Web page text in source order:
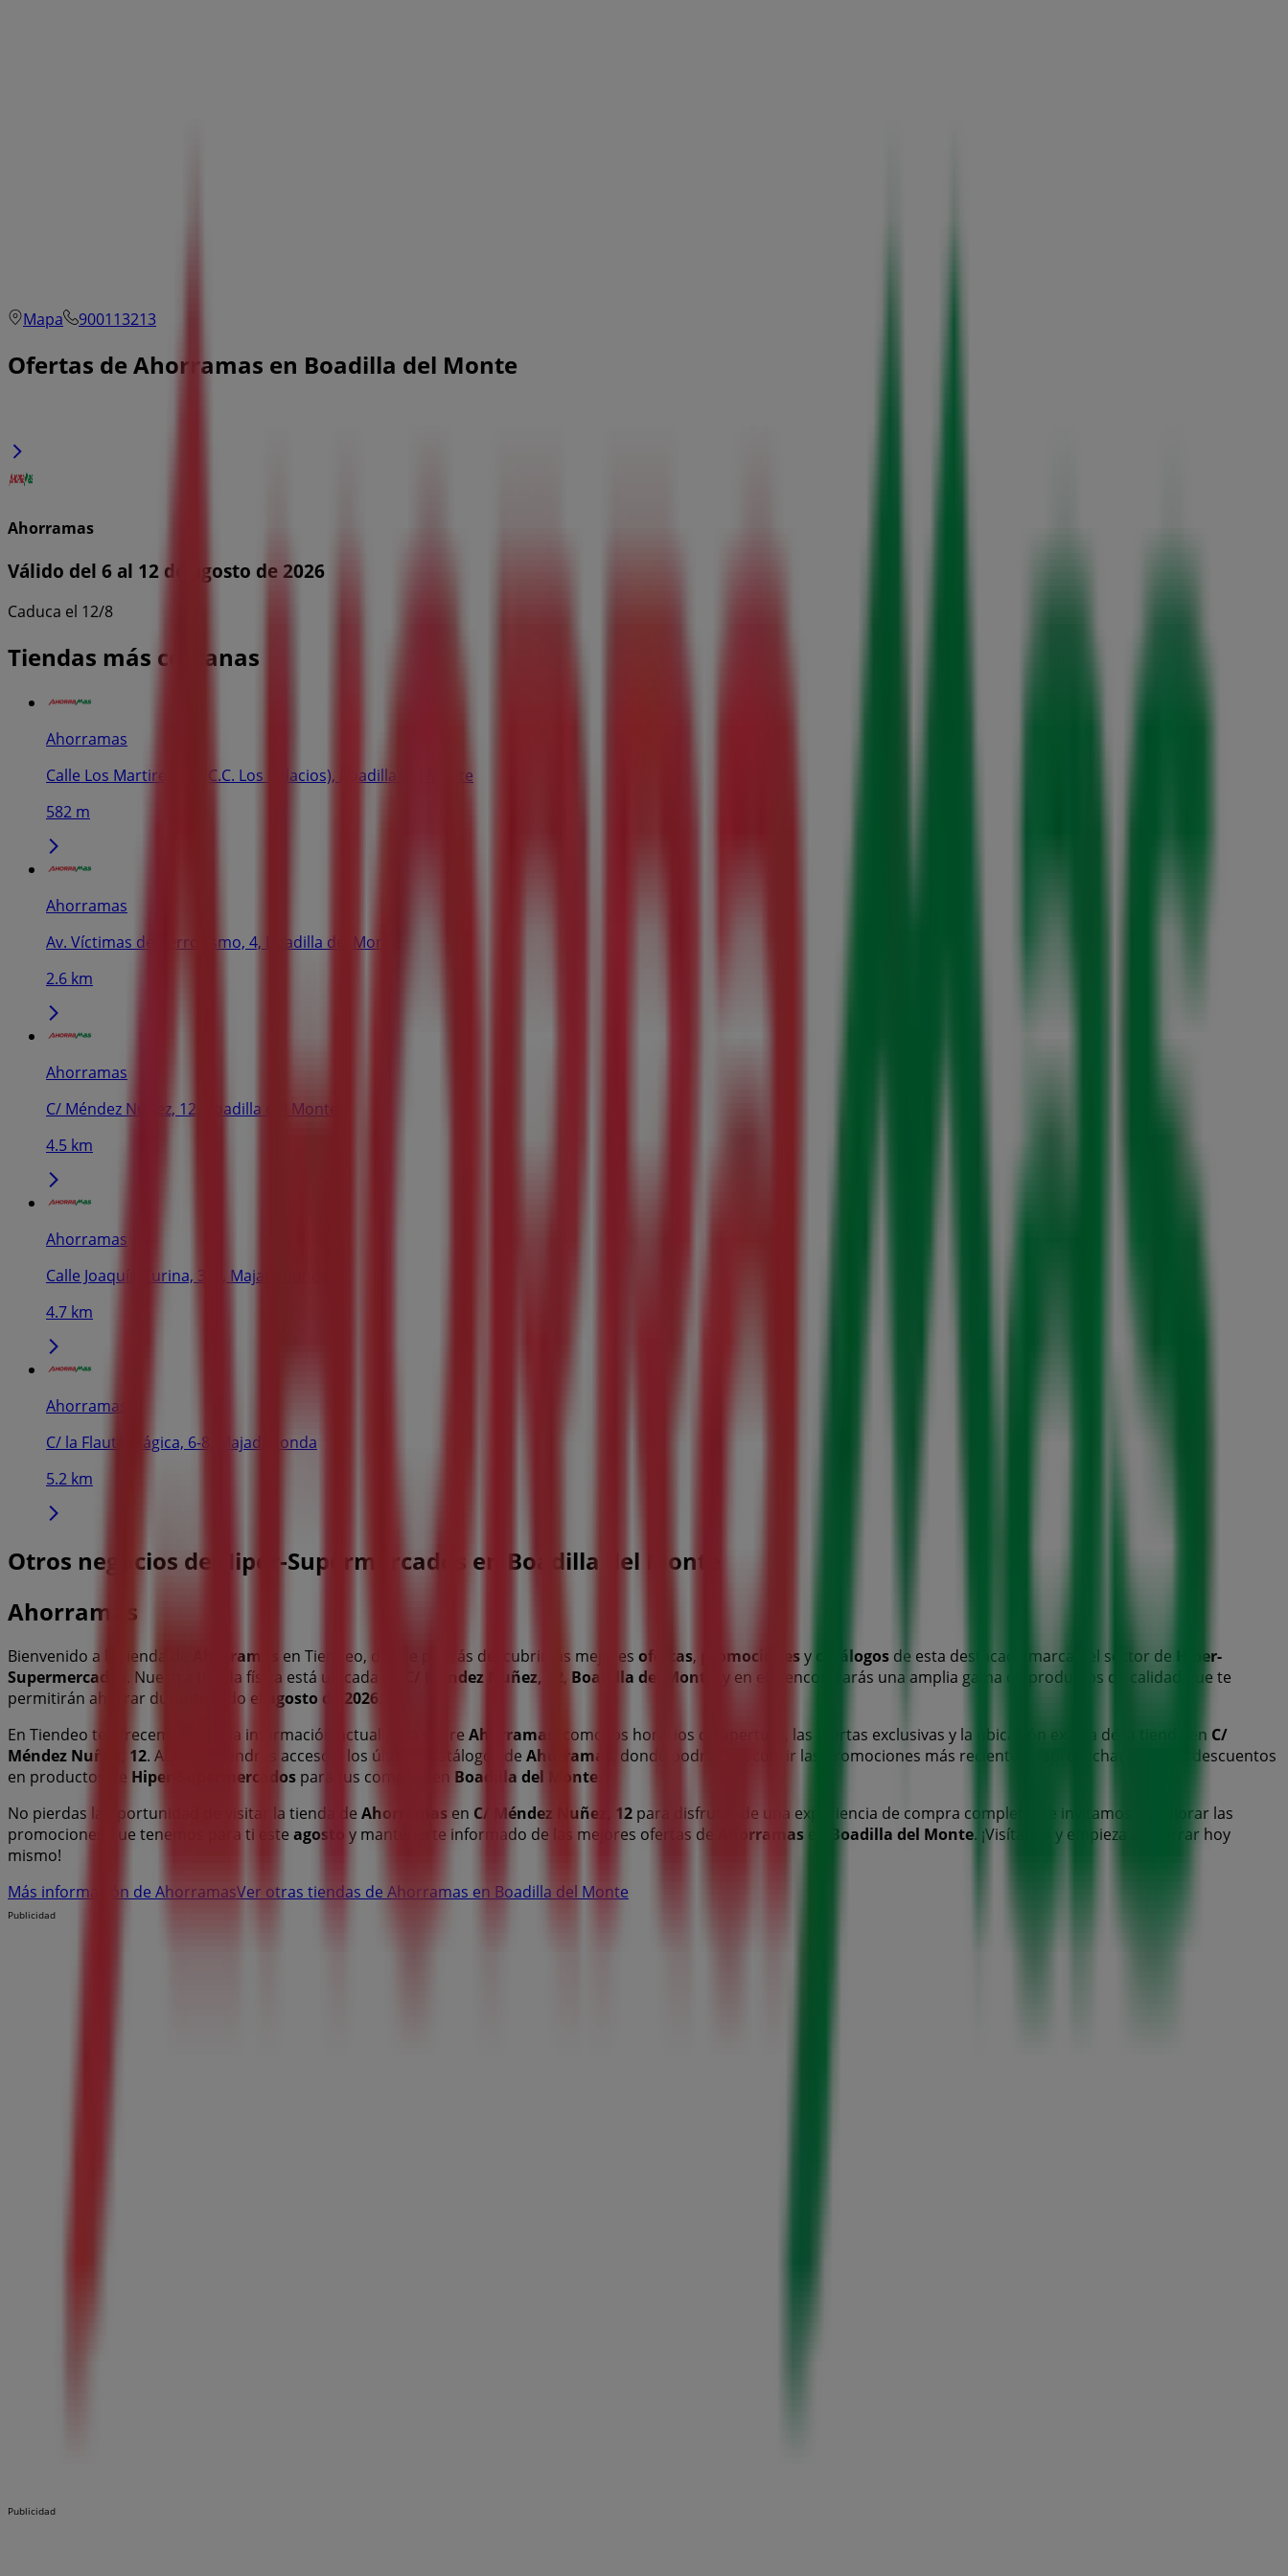
Mapa 900113213
Ofertas de Ahorramas en Boadilla del Monte
Ahorramas
Válido del 6 al 12 de agosto de 2026
Caduca el 12/8
Tiendas más cercanas
Ahorramas
Calle Los Martires, 35 (C.C. Los Palacios), Boadilla del Monte
582 m
Ahorramas
Av. Víctimas del terrorismo, 4, Boadilla del Monte
2.6 km
Ahorramas
C/ Méndez Nuñez, 12, Boadilla del Monte
4.5 km
Ahorramas
Calle Joaquín Turina, 3, 5, Majadahonda
4.7 km
Ahorramas
C/ la Flauta Mágica, 6-8, Majadahonda
5.2 km
Otros negocios de Hiper-Supermercados en Boadilla del Monte
Ahorramas
Bienvenido a la tienda de Ahorramas en Tiendeo, donde podrás descubrir las mejores ofertas, promocionesy catálogos de esta destacada marca del sector de
Hiper-
Supermercados
. Nuestra tienda física está ubicada en C/ Méndez Nuñez, 12 , Boadilla del Monte
, y en ella encontrarás una amplia gama de productos de calidad que te
permitirán ahorrar durante todo el
agosto de 2026
En Tiendeo te ofrecemos toda la información actualizada sobre Ahorramas , como los horarios de apertura, las ofertas exclusivas y la ubicación exacta de la tienda en C/
Méndez Nuñez, 12. Además, tendrás acceso a los últimos catálogos de Ahorramas
, donde podrás descubrir las promociones más recientes y aprovechar grandes descuentos
en productos de Hiper-Supermercados para tus compras en Boadilla del Monte
No pierdas la oportunidad de visitar la tienda de Ahorramas en C/ Méndez Nuñez, 12 para disfrutar de una experiencia de compra completa. Te invitamos a explorar las
promociones que tenemos para ti este agosto y mantenerte informado de las mejores ofertas de Ahorramas Boadilla del Monte. ¡Visítanos y empieza a ahorrar hoy
mismo!
Más información de AhorramasVer otras tiendas de Ahorramas en Boadilla del Monte
Publicidad
Publicidad